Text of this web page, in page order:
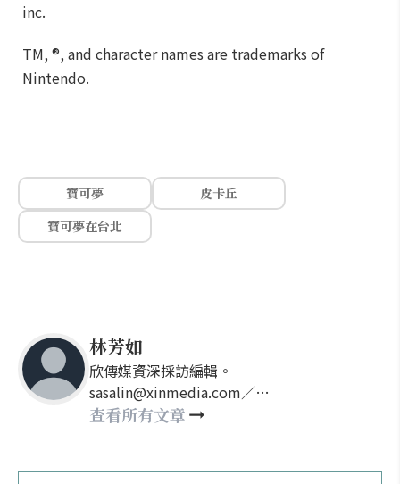
inc.
TM, ®, and character names are trademarks of
Nintendo.
寶可夢
皮卡丘
寶可夢在台北
林芳如
欣傳媒資深採訪編輯。
sasalin@xinmedia.com／
happy21917@gmail.com
查看所有文章